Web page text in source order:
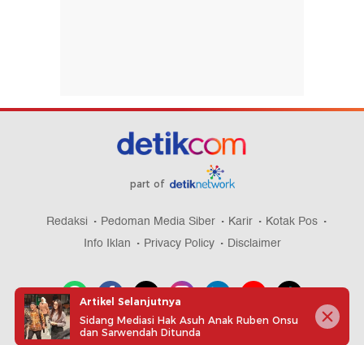
part of
Redaksi Pedoman Media Siber Karir
Kotak Pos
Info Iklan
Privacy Policy Disclaimer
Download aplikasi detikcom
Artikel Selanjutnya
Sidang Mediasi Hak Asuh Anak Ruben Onsu
dan Sarwendah Ditunda